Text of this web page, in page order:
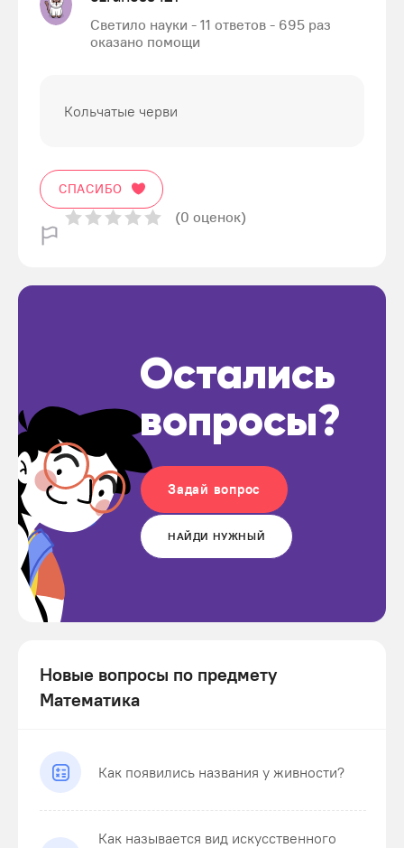
Светило науки - 11 ответов - 695 раз
оказано помощи
Кольчатые черви
СПАСИБО
(0 оценок)
Остались
вопросы?
Задай вопрос
НАЙДИ НУЖНЫЙ
Новые вопросы по предмету
Математика
Как появились названия у живности?
Как называется вид искусственного